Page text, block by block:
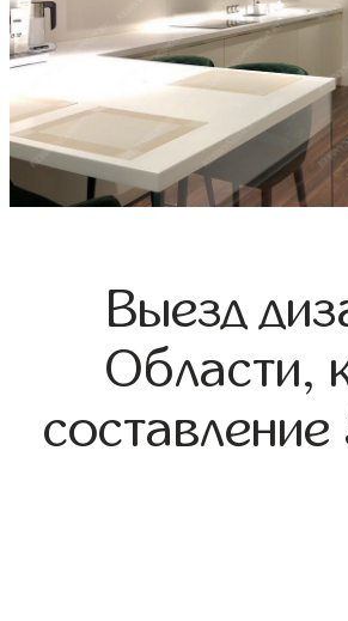
Выезд
Области,